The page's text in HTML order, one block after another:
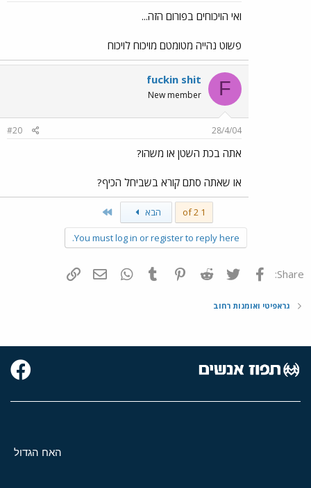
ואי הויכוחים בפורום הזה...
פשוט נהייה מטומטם מויכוח לויכוח
F
fuckin shit
New member
28/4/04
#20
אתה בכת השטן או משהו?
או שאתה סתם קורא בשביחל הכיף?
1 of 2 הבא
You must log in or register to reply here.
Share: פייסבוק Twitter
Reddit
Pinterest
Tumblr
WhatsAppדואר אלקטרוני
גראפיטי ואומנות רחוב
האח הגדול